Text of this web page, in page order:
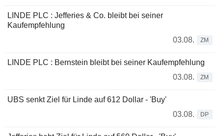
LINDE PLC : Jefferies & Co. bleibt bei seiner
Kaufempfehlung
03.08.
ZM
LINDE PLC : Bernstein bleibt bei seiner Kaufempfehlung
03.08.
ZM
UBS senkt Ziel für Linde auf 612 Dollar - 'Buy'
03.08.
DP